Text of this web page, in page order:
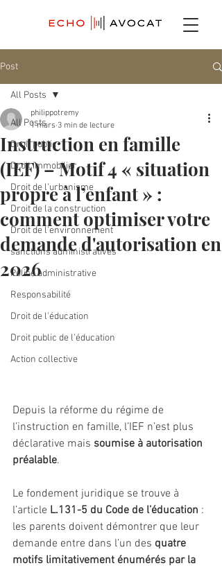
Post
All Posts
Droit public
Droit immobilier
Droit de l'urbanisme
Droit de la construction
Droit de l'environnement
sanctions administratives
Police administrative
Responsabilité
Droit de l'éducation
Droit public de l'éducation
Action collective
All Posts
Instruction en famille
(IEF) – Motif 4 « situation
propre à l’enfant » :
comment optimiser votre
demande d'autorisation en
2026
philippotremy
1 mars 3 min de lecture
Depuis la réforme du régime de
l’instruction en famille, l’IEF n’est plus
déclarative mais soumise à autorisation
préalable.
Le fondement juridique se trouve à
l’article L.131-5 du Code de l’éducation :
les parents doivent démontrer que leur
demande entre dans l’un des quatre
motifs limitativement énumérés par la